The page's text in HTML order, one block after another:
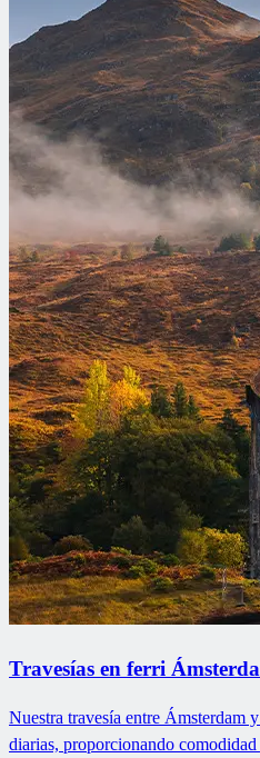
Travesías en ferri
Nuestra travesía entre Ámsterdam
diarias, proporcionando